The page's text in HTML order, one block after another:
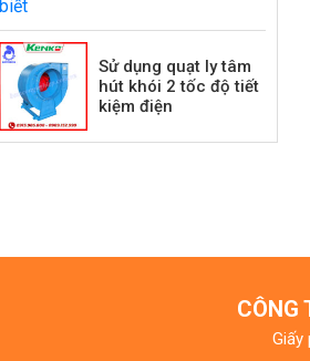
Sử dụng quạt ly tâm
hút khói 2 tốc độ tiết
kiệm điện
CÔNG
Giấy